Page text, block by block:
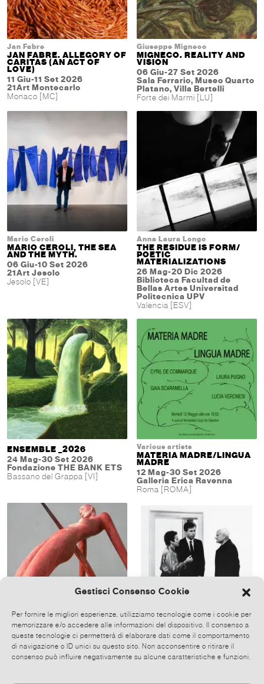
Gestisci Consenso Cookie
Per fornire le migliori esperienze, utilizziamo tecnologie come i cookie per
memorizzare e/o accedere alle informazioni del dispositivo. Il consenso a
queste tecnologie ci permetterà di elaborare dati come il comportamento
di navigazione o ID unici su questo sito. Non acconsentire o ritirare il
consenso può influire negativamente su alcune caratteristiche e funzioni.
Jan Fabre
JAN FABRE. ALLEGORY OF
CARITAS (AN ACT OF
LOVE)
11 Giu-11 Set 2026
21Art Montecarlo
Monaco [MC]
Giuseppe Migneco
MIGNECO. REALITY AND
VISION
06 Giu-27 Set 2026
Sala Ferrario, Museo Quarto
Platano, Villa Bertelli
Forte dei Marmi [LU]
Mario Ceroli
MARIO CEROLI, THE SEA
AND THE MYTH.
06 Giu-10 Set 2026
21Art Jesolo
Jesolo [VE]
Anna Laura Longo
THE RESIDUE IS FORM/
POETIC
MATERIALIZATIONS
26 Mag-20 Dic 2026
Biblioteca Facultad de
Bellas Artes Universitad
Politecnica UPV
Valencia [ESV]
ENSEMBLE _2026
24 Mag-30 Set 2026
Fondazione THE BANK ETS
Bassano del Grappa [VI]
Various artists
MATERIA MADRE/LINGUA
MADRE
12 Mag-30 Set 2026
Galleria Erica Ravenna
Roma [ROMA]
Tamara Kvesitadze
MEDEA FRAGMENTS OF
MEMORY, TAMARA
KVESITADZE
09 Mag-31 Ott 2026
Various artists
WORKS FROM THE
PIERONI–STIEFELMEIER
COLLECTION